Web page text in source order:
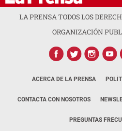
LA PRENSA TODOS LOS
ORGANIZACIÓN
ACERCA DE LA PRENSA
CONTACTA CON NOSOTROS
PREGUNTAS